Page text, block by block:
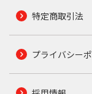
特定商取引法
プライバシー